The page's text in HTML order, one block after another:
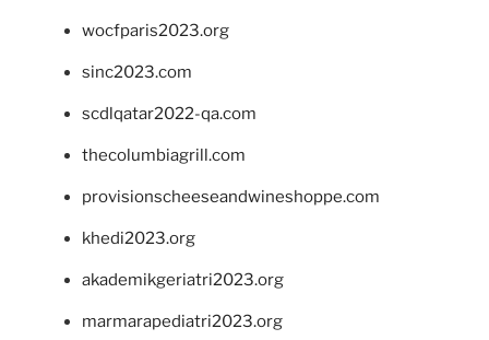
wocfparis2023.org
sinc2023.com
scdlqatar2022-qa.com
thecolumbiagrill.com
provisionscheeseandwineshoppe.com
khedi2023.org
akademikgeriatri2023.org
marmarapediatri2023.org